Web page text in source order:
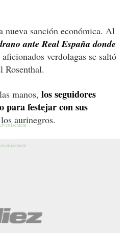
nueva sanción económica. Al
ante Real España donde
verdolagas se saltó
Rosenthal.
manos, los seguidores
para festejar con sus
aurinegros.